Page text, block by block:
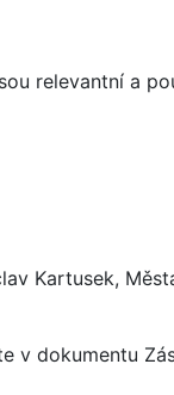
relevantní a
Kartusek,
v dokumentu